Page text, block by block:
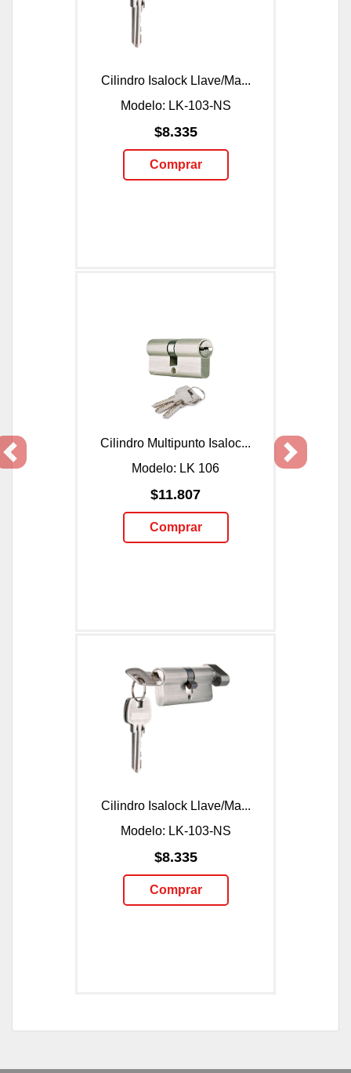
Cilindro Isalock Llave/Ma...
Modelo: LK-103-NS
$8.335
Comprar
Cilindro Multipunto Isaloc...
Modelo: LK 106
$11.807
Comprar
Cilindro Isalock Llave/Ma...
Modelo: LK-103-NS
$8.335
Comprar
Previous Next